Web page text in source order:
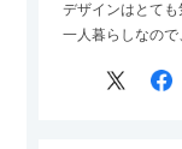
デザインはとても
一人暮らしなので